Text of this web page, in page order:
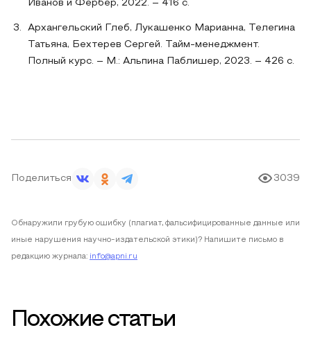
Иванов и Фербер, 2022. – 416 с.
Архангельский Глеб, Лукашенко Марианна, Телегина
Татьяна, Бехтерев Сергей. Тайм-менеджмент.
Полный курс. – М.: Альпина Паблишер, 2023. – 426 с.
Поделиться 3039
Обнаружили грубую ошибку (плагиат, фальсифицированные данные или
иные нарушения научно-издательской этики)? Напишите письмо в
редакцию журнала: info@apni.ru
Похожие статьи